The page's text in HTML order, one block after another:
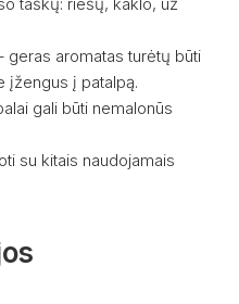
geras aromatas turėtų būti
įžengus į patalpą.
gali būti nemalonūs
su kitais naudojamais